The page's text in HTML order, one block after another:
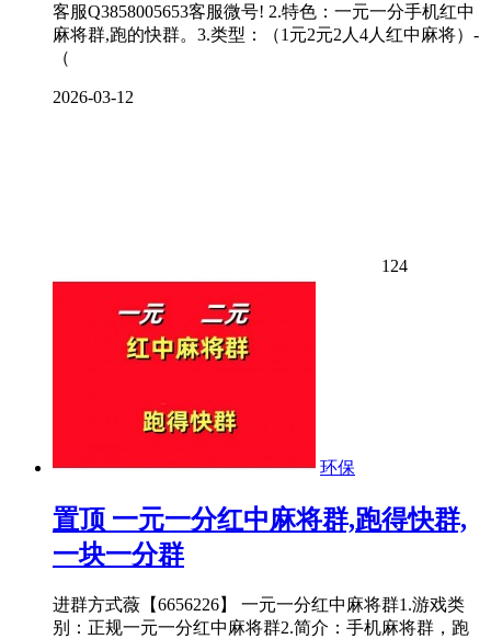
客服Q3858005653客服微号! 2.特色：一元一分手机红中
麻将群,跑的快群。3.类型：（1元2元2人4人红中麻将）-
（
2026-03-12
124
环保
置顶 一元一分红中麻将群,跑得快群,
一块一分群
进群方式薇【6656226】 一元一分红中麻将群1.游戏类
别：正规一元一分红中麻将群2.简介：手机麻将群，跑